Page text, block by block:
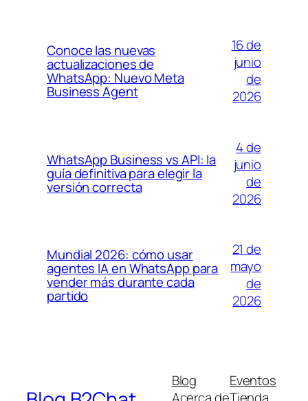
Conoce las nuevas
actualizaciones de
WhatsApp: Nuevo Meta
Business Agent
16 de
junio
de
2026
WhatsApp Business vs API: la
guía definitiva para elegir la
versión correcta
4 de
junio
de
2026
Mundial 2026: cómo usar
agentes IA en WhatsApp para
vender más durante cada
partido
21 de
mayo
de
2026
Blog
Eventos